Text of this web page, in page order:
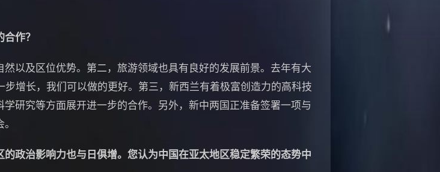
作？
及区位优势。第二，旅游领域也具有良好的发展前景。去年有大
增长，我们可以做的更好。第三，新西兰有着极富创造力的高科技
研究等方面展开进一步的合作。另外，新中两国正准备签署一项与
政治影响力也与日俱增。您认为中国在亚太地区稳定繁荣的态势中